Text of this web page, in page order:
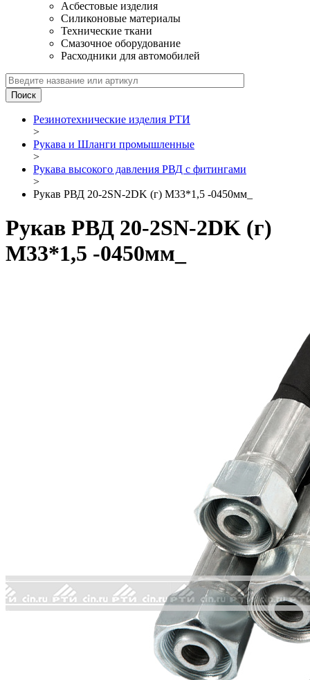
Асбестовые изделия
Силиконовые материалы
Технические ткани
Смазочное оборудование
Расходники для автомобилей
Резинотехнические изделия РТИ
>
Рукава и Шланги промышленные
>
Рукава высокого давления РВД с фитингами
>
Рукав РВД 20-2SN-2DK (г) М33*1,5 -0450мм_
Рукав РВД 20-2SN-2DK (г)
М33*1,5 -0450мм_